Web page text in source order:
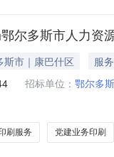
尔多斯市人力
斯市｜康巴什区
服
招标单位： 鄂尔多
刷服务 党建业务印刷